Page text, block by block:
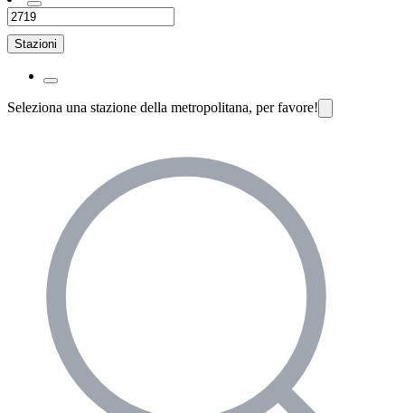
Stazioni
Seleziona una stazione della metropolitana, per favore!